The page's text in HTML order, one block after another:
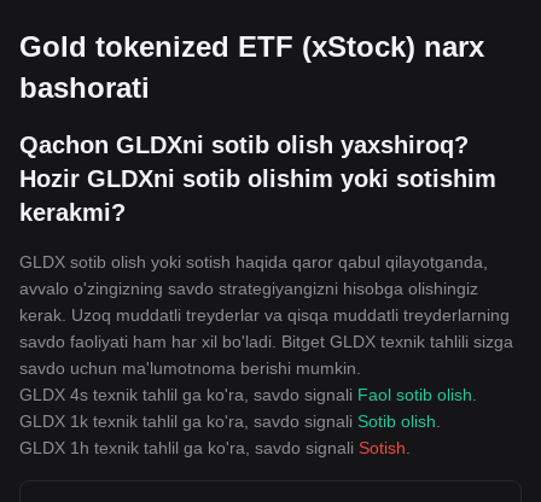
Gold tokenized ETF (xStock) narx
bashorati
Qachon GLDXni sotib olish yaxshiroq?
Hozir GLDXni sotib olishim yoki sotishim
kerakmi?
GLDX sotib olish yoki sotish haqida qaror qabul qilayotganda,
avvalo o'zingizning savdo strategiyangizni hisobga olishingiz
kerak. Uzoq muddatli treyderlar va qisqa muddatli treyderlarning
savdo faoliyati ham har xil bo'ladi. Bitget GLDX texnik tahlili sizga
savdo uchun ma'lumotnoma berishi mumkin.
GLDX 4s texnik tahlil ga ko'ra, savdo signali Faol sotib olish
GLDX 1k texnik tahlil ga ko'ra, savdo signali Sotib olish
GLDX 1h texnik tahlil ga ko'ra, savdo signali Sotish